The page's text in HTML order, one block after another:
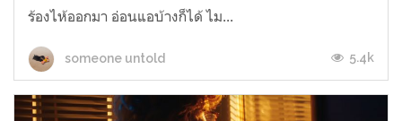
ร้องไห้ออกมา อ่อนแอบ้างก็ได้ ไม...
someone untold 5.4k